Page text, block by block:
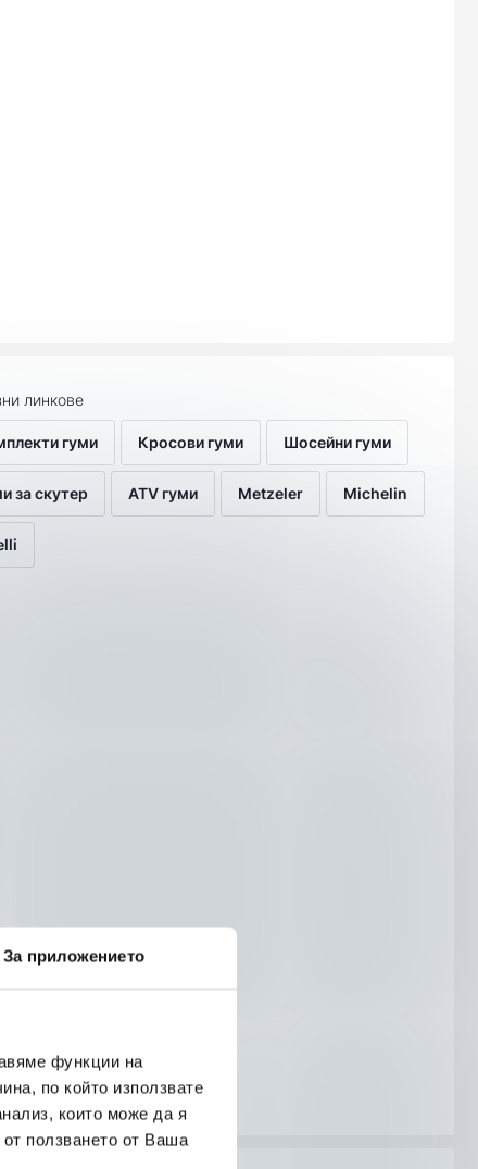
За приложението
функции на
по който използвате
които може да я
ползването от Ваша
линкове
гуми Кросови гуми Шосейни гуми
за скутер ATV гуми Metzeler Michelin